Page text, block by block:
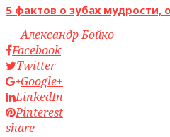
5 фактов о зубах мудрости,
byАлександр Бойко
Facebook
Twitter
Google+
LinkedIn
Pinterest
share